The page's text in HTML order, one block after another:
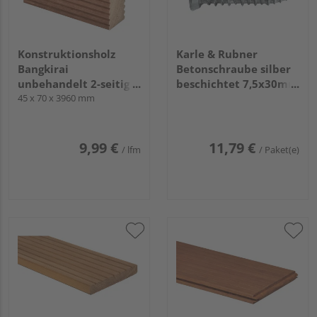
Konstruktionsholz
Bangkirai
unbehandelt 2-seitig
geriffelt
45 x 70 x 3960 mm
9,99 € / lfm
Karle & Rubner
Betonschraube silber
beschichtet 7,5x30mm
11,79 € / Paket(e)